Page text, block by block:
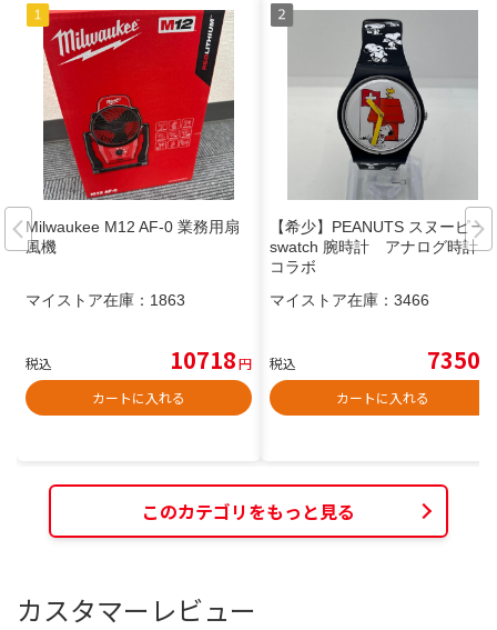
Milwaukee M12 AF-0 業務用扇
風機
マイストア在庫： 1863
税込 10718円
カートに入れる
【希少】PEANUTS スヌーピー
swatch 腕時計 アナログ時計
コラボ
マイストア在庫： 3466
税込 7350
カートに入れる
このカテゴリをもっと見る
カスタマーレビュー